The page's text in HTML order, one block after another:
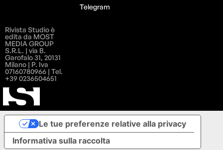
Telegram
Rivista Studio è
edita da MOST
MEDIA GROUP
S.R.L. | via B.
Garofalo 31, 20131
Milano | P. Iva
07160780966 | Tel.
+39 0236504651
Informativa sulla raccolta
Le tue preferenze relative alla privacy